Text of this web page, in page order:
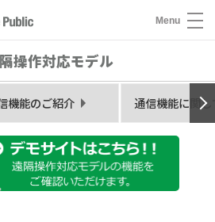
Menu
操作対応モデル
機能のご紹介 通信機能に関